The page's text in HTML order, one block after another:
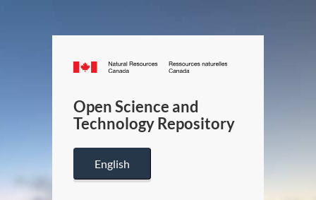
Canada.ca
/
Canada
Open Science and
Technology Repository
English